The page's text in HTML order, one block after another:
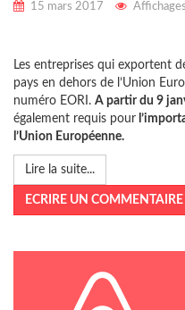
15 mars 2017
Les entreprises qui exportent
pays en dehors de l’Union
numéro EORI. A partir du 9
également requis pour
l’Union Européenne.
Lire la suite...
ECRIRE UN